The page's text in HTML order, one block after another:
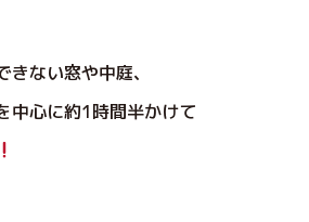
ない窓や中庭、
中心に約1時間半かけて